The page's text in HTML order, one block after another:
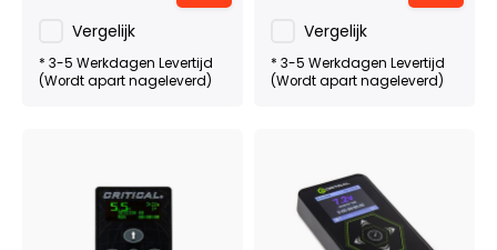
Vergelijk
* 3-5 Werkdagen Levertijd
(Wordt apart nageleverd)
Vergelijk
* 3-5 Werkdagen Levertijd
(Wordt apart nageleverd)